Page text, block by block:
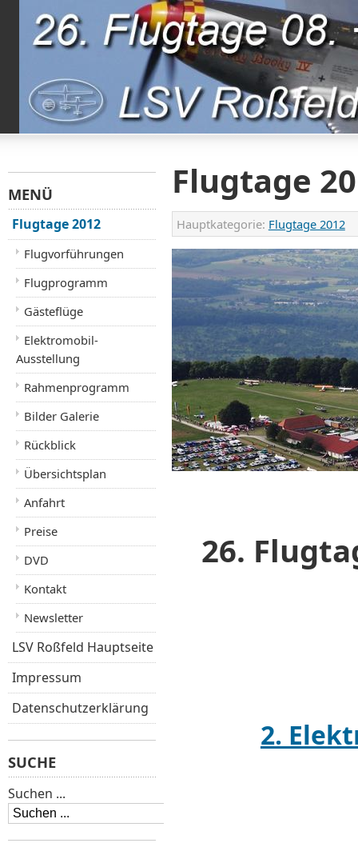
Flugtage
Hauptkategorie: Flugtage 2012
26.
2.
MENÜ
Flugtage 2012
Flugvorführungen
Flugprogramm
Gästeflüge
Elektromobil-
Ausstellung
Rahmenprogramm
Bilder Galerie
Rückblick
Übersichtsplan
Anfahrt
Preise
DVD
Kontakt
Newsletter
LSV Roßfeld Hauptseite
Impressum
Datenschutzerklärung
SUCHE
Suchen ...